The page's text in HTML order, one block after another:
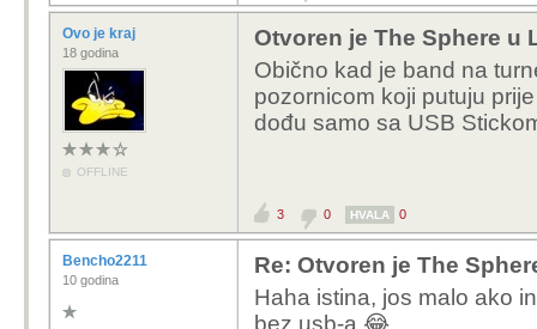
Ovo je kraj
18 godina
OFFLINE
Otvoren je The Sphere u
Obično kad je band na
pozornicom koji putuju
dođu samo sa USB
3 0 HVALA 0
Bencho2211
10 godina
Re: Otvoren je The
Haha istina, jos malo ako
bez usb-a 😂